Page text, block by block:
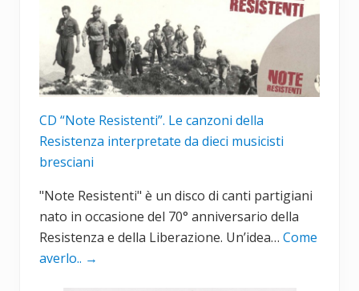
CD “Note Resistenti”. Le canzoni della
Resistenza interpretate da dieci musicisti
bresciani
"Note Resistenti" è un disco di canti partigiani
nato in occasione del 70° anniversario della
Resistenza e della Liberazione. Un’idea… Come
averlo.. →